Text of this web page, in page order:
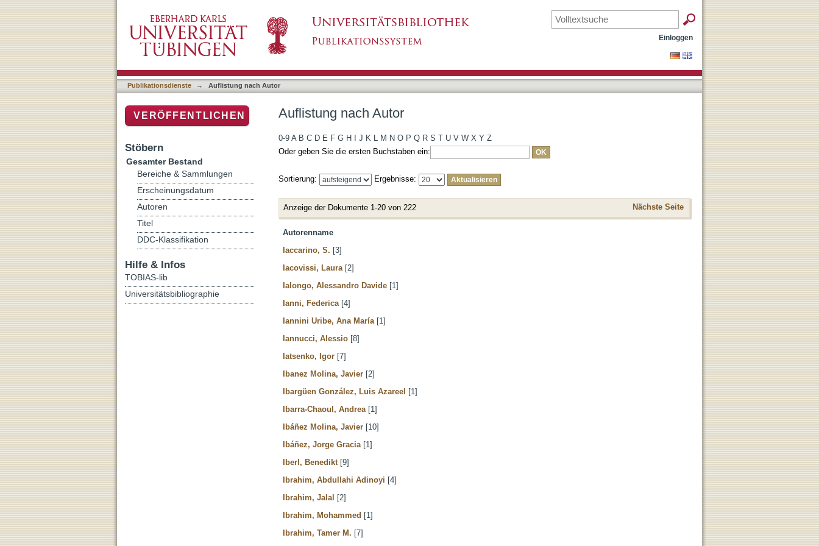
Einloggen
Publikationsdienste → Auflistung nach Autor
Auflistung nach Autor
0-9 A B C D E F G H J K L M N O P Q R S T U V W X Y Z
Oder geben Sie die ersten Buchstaben ein:
Sortierung: Ergebnisse:
Anzeige der Dokumente 1-20 von 222 Nächste Seite
Autorenname
Iaccarino, S. [3]
Iacovissi, Laura [2]
Ialongo, Alessandro Davide [1]
Ianni, Federica [4]
Iannini Uribe, Ana María [1]
Iannucci, Alessio [8]
Iatsenko, Igor [7]
Ibanez Molina, Javier [2]
Ibargüen González, Luis Azareel [1]
Ibarra-Chaoul, Andrea [1]
Ibáñez Molina, Javier [10]
Ibáñez, Jorge Gracia [1]
Iberl, Benedikt [9]
Ibrahim, Abdullahi Adinoyi [4]
Ibrahim, Jalal [2]
Ibrahim, Mohammed [1]
Ibrahim, Tamer M. [7]
VERÖFFENTLICHEN
Stöbern
Gesamter Bestand
Bereiche & Sammlungen
Erscheinungsdatum
Autoren
Titel
DDC-Klassifikation
Hilfe & Infos
TOBIAS-lib
Universitätsbibliographie